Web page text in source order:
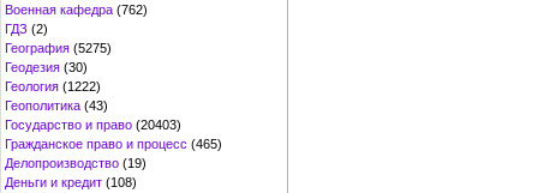
Военная кафедра (762)
ГДЗ (2)
География (5275)
Геодезия (30)
Геология (1222)
Геополитика (43)
Государство и право (20403)
Гражданское право и процесс (465)
Делопроизводство (19)
Деньги и кредит (108)